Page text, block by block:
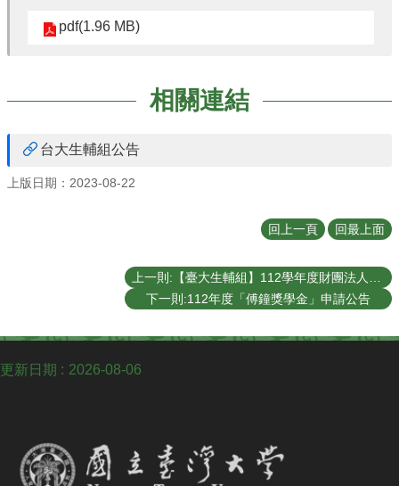
pdf(1.96 MB)
相關連結
台大生輔組公告
上版日期：2023-08-22
回上一頁 回最上面
下一則:112年度「傅鐘獎學金」申請公告
更新日期 2026-08-06